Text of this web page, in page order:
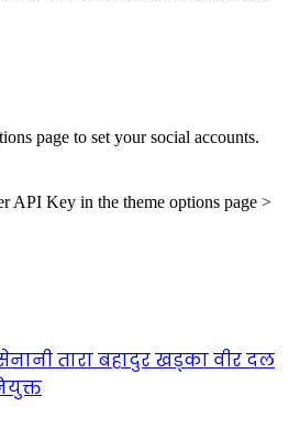
page to set your social accounts.
API Key in the theme options page >
तारा बहादुर खड्का वीर दल